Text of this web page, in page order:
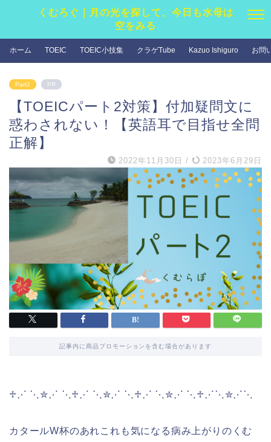
くむろぐ｜月の光を探して、今日も水母は
空をみる
ホーム TOEIC TOEIC小技集 クラゲTube Kazuo Ishiguro お問
Part2 PR
【TOEICパート2対策】付加疑問文に
惑わされない！【英語耳で目指せ全問
正解】
2022年11月30日 / 2023年6月29日
記事内に商品プロモーションを含む場合があります
♱⋰ ⋱✮⋰ ⋱♱⋰ ⋱✮⋰ ⋱♱⋰ ⋱✮⋰ ⋱♱⋰⋱✮⋰⋱
カタールW杯のあれこれも気になる病み上がりのくむ